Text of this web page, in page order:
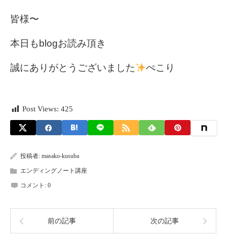
皆様〜
本日もblogお読み頂き
誠にありがとうございました ぺこり
Post Views: 425
投稿者: masako-kusuba
エンディングノート講座
コメント: 0
前の記事 次の記事